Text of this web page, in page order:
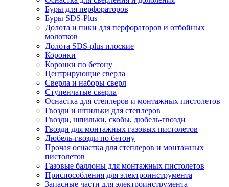
Буры для перфораторов
Буры SDS-Plus
Долота и пики для перфораторов и отбойных
молотков
Долота SDS-plus плоские
Коронки
Коронки по бетону
Центрирующие сверла
Сверла и наборы сверл
Ступенчатые сверла
Оснастка для степлеров и монтажных пистолетов
Гвозди и шпильки для степлеров
Гвозди, шпильки, скобы, дюбель-гвозди
Гвозди для монтажных газовых пистолетов
Дюбель-гвозди по бетону
Прочая оснастка для степлеров и монтажных
пистолетов
Газовые баллоны для монтажных пистолетов
Приспособления для электроинструмента
Запасные части для электроинструмента